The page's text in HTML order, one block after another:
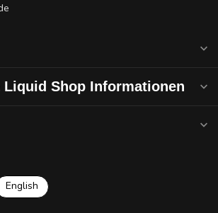
Liquid Shop Informationen
English